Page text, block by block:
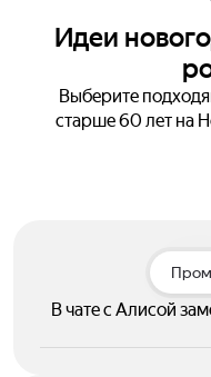
Идеи
Выберите
старше 60 лет на
В чате с Алисой